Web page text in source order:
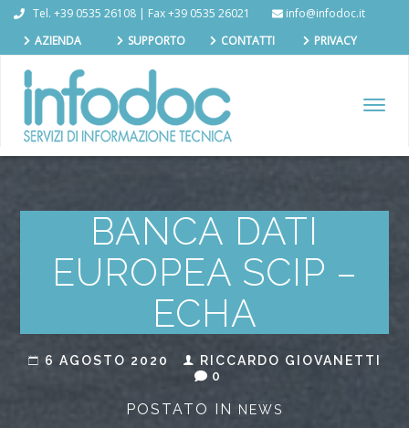
Tel. +39 0535 26108 | Fax +39 0535 26021
info@infodoc.it
AZIENDA
SUPPORTO CONTATTI PRIVACY
BANCA DATI
EUROPEA SCIP –
ECHA
6 AGOSTO 2020
RICCARDO GIOVANETTI
0
POSTATO IN NEWS